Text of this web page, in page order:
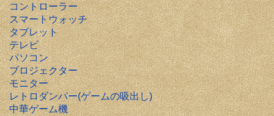
コントローラー
スマートウォッチ
タブレット
テレビ
パソコン
プロジェクター
モニター
レトロダンパー(ゲームの吸出し)
中華ゲーム機